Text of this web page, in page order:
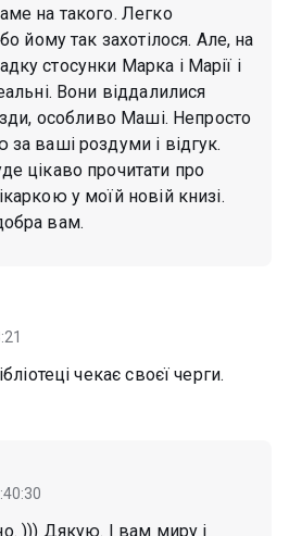
на такого. Легко
йому так захотілося. Але, на
стосунки Марка і Марії і
Вони віддалилися
особливо Маші. Непросто
ваші роздуми і відгук.
цікаво прочитати про
у моїй новій книзі.
вам.
чекає своєї черги.
))) Дякую. І вам миру і